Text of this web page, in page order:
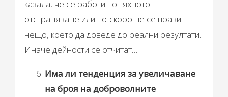
казала, че се работи по тяхното
отстраняване или по-скоро не се прави
нещо, което да доведе до реални резултати.
Иначе дейности се отчитат…
Има ли тенденция за увеличаване
на броя на доброволните